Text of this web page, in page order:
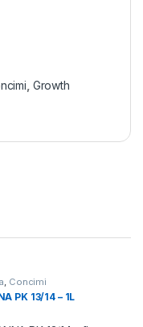
Growth
Concimi
PK 13/14 – 1L